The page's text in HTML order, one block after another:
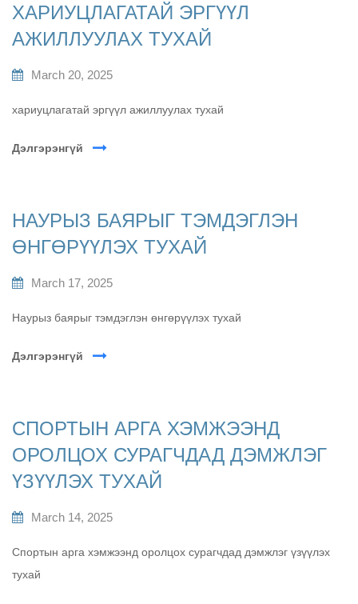
ХАРИУЦЛАГАТАЙ ЭРГҮҮЛ
АЖИЛЛУУЛАХ ТУХАЙ
March 20, 2025
хариуцлагатай эргүүл ажиллуулах тухай
Дэлгэрэнгүй
НАУРЫЗ БАЯРЫГ ТЭМДЭГЛЭН
ӨНГӨРҮҮЛЭХ ТУХАЙ
March 17, 2025
Наурыз баярыг тэмдэглэн өнгөрүүлэх тухай
Дэлгэрэнгүй
СПОРТЫН АРГА ХЭМЖЭЭНД
ОРОЛЦОХ СУРАГЧДАД ДЭМЖЛЭГ
ҮЗҮҮЛЭХ ТУХАЙ
March 14, 2025
Спортын арга хэмжээнд оролцох сурагчдад дэмжлэг үзүүлэх
тухай